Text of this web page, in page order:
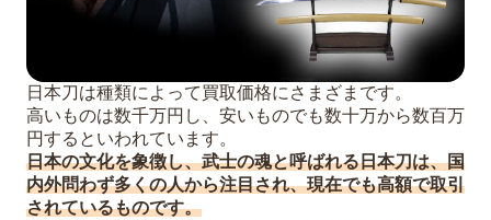
日本刀は種類によって買取価格にさまざまです。
高いものは数千万円し、安いものでも数十万から数百万
円するといわれています。
日本の文化を象徴し、武士の魂と呼ばれる日本刀は、国
内外問わず多くの人から注目され、現在でも高額で取引
されているものです。